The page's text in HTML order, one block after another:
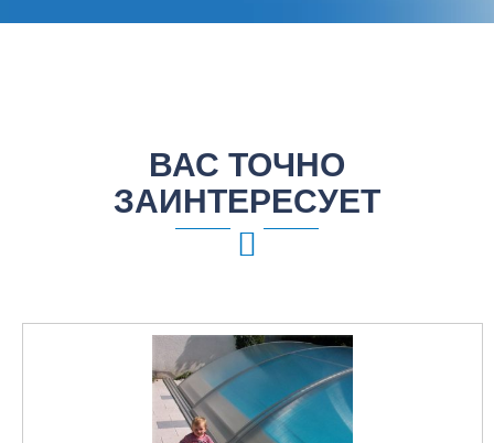
ВАС ТОЧНО
ЗАИНТЕРЕСУЕТ